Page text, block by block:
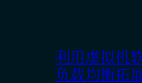
利用虚拟机
负载均衡拓